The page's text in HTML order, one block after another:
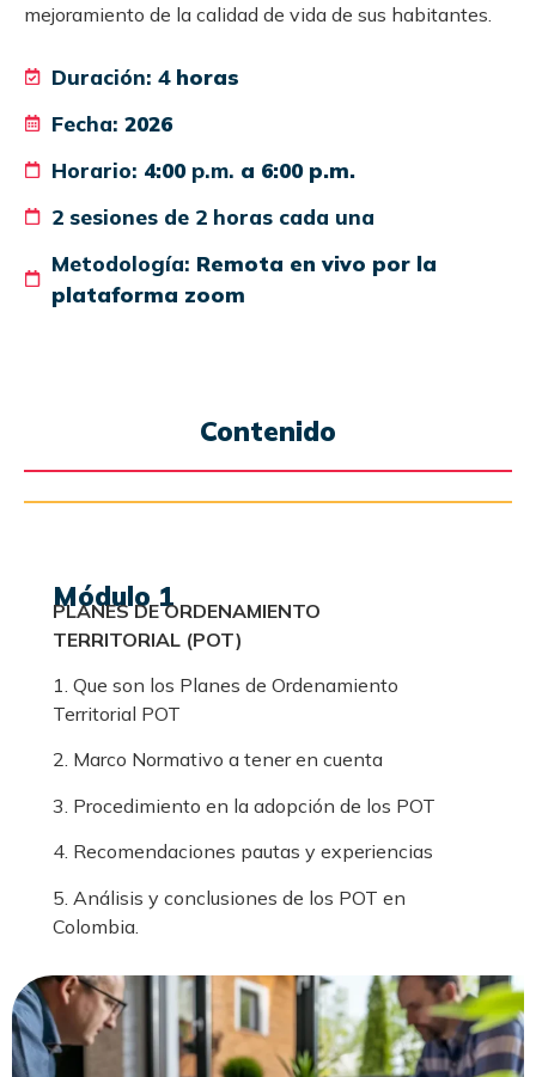
mejoramiento de la calidad de vida de sus habitantes.
Duración: 4horas
Fecha: 2026
Horario: 4:00 p.m. a 6:00 p.m.
2 sesiones de 2 horas cada una
Metodología: Remota en vivo por la
plataforma zoom
Contenido
Módulo 1
PLANES DE ORDENAMIENTO
TERRITORIAL (POT)
1. Que son los Planes de Ordenamiento
Territorial POT
2. Marco Normativo a tener en cuenta
3. Procedimiento en la adopción de los POT
4. Recomendaciones pautas y experiencias
5. Análisis y conclusiones de los POT en
Colombia.